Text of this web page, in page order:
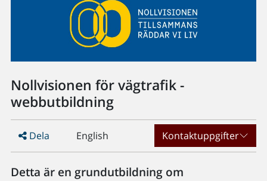
Nollvisionen för vägtrafik -
webbutbildning
Dela English Kontaktuppgifter
Detta är en grundutbildning om